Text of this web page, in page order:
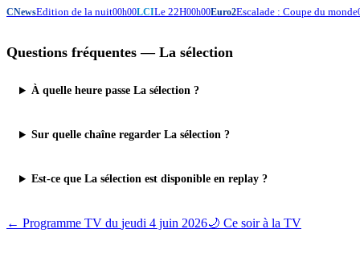
CNewsEdition de la nuit00h00LCILe 22H00h00Euro2Escalade : Coupe du monde
Questions fréquentes — La sélection
À quelle heure passe La sélection ?
Sur quelle chaîne regarder La sélection ?
Est-ce que La sélection est disponible en replay ?
← Programme TV du jeudi 4 juin 2026🌙 Ce soir à la TV